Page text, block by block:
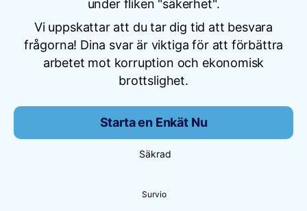
under fliken "säkerhet".
Vi uppskattar att du tar dig tid att besvara
frågorna! Dina svar är viktiga för att förbättra
arbetet mot korruption och ekonomisk
brottslighet.
Starta en Enkät Nu
Säkrad
Survio